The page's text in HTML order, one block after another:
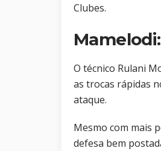
Clubes.
O técnico Rulani
as trocas rápidas
ataque.
Mesmo com mais
defesa bem